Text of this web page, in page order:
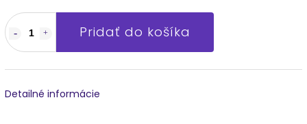
Pridať do košíka
Detailné informácie